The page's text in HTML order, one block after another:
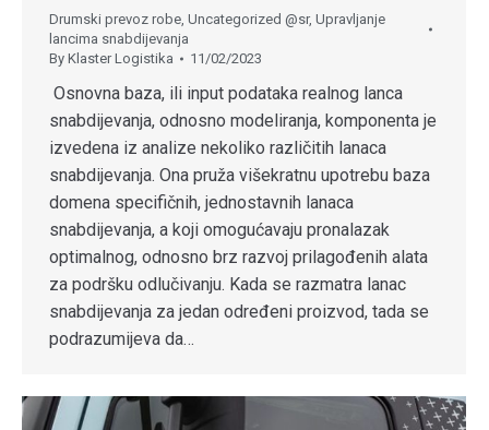
Drumski prevoz robe, Uncategorized @sr, Upravljanje
lancima snabdijevanja
By Klaster Logistika 11/02/2023
Osnovna baza, ili input podataka realnog lanca
snabdijevanja, odnosno modeliranja, komponenta je
izvedena iz analize nekoliko različitih lanaca
snabdijevanja. Ona pruža višekratnu upotrebu baza
domena specifičnih, jednostavnih lanaca
snabdijevanja, a koji omogućavaju pronalazak
optimalnog, odnosno brz razvoj prilagođenih alata
za podršku odlučivanju. Kada se razmatra lanac
snabdijevanja za jedan određeni proizvod, tada se
podrazumijeva da…